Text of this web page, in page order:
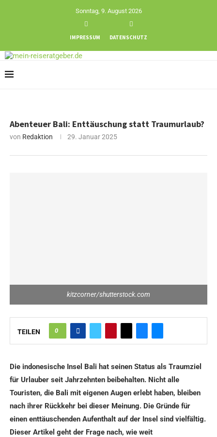
Sonntag, 9. August 2026
IMPRESSUM DATENSCHUTZ
Abenteuer Bali: Enttäuschung statt Traumurlaub?
von Redaktion 29. Januar 2025
kitzcorner/shutterstock.com
TEILEN 0
Die indonesische Insel Bali hat seinen Status als Traumziel
für Urlauber seit Jahrzehnten beibehalten. Nicht alle
Touristen, die Bali mit eigenen Augen erlebt haben, bleiben
nach ihrer Rückkehr bei dieser Meinung. Die Gründe für
einen enttäuschenden Aufenthalt auf der Insel sind vielfältig.
Dieser Artikel geht der Frage nach, wie weit